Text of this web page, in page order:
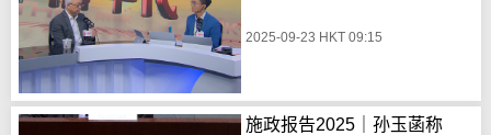
2025-09-23 HKT 09:15
施政报告2025｜孙玉菡称